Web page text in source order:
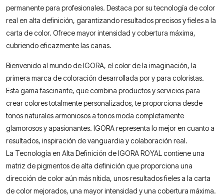
permanente para profesionales. Destaca por su tecnología de color
real en alta definición, garantizando resultados precisos y fieles a la
carta de color. Ofrece mayor intensidad y cobertura máxima,
cubriendo eficazmente las canas.
Bienvenido al mundo de IGORA, el color de la imaginación, la
primera marca de coloración desarrollada por y para coloristas.
Esta gama fascinante, que combina productos y servicios para
crear colores totalmente personalizados, te proporciona desde
tonos naturales armoniosos a tonos moda completamente
glamorosos y apasionantes. IGORA representa lo mejor en cuanto a
resultados, inspiración de vanguardia y colaboración real.
La Tecnología en Alta Definición de IGORA ROYAL contiene una
matriz de pigmentos de alta definición que proporciona una
dirección de color aún más nítida, unos resultados fieles a la carta
de color mejorados, una mayor intensidad y una cobertura máxima.